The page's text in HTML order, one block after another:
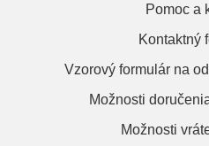
Pomoc a
Kontaktný
Vzorový formulár na
Možnosti
Možnosti